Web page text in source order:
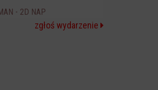
- 2D NAP
zgłoś wydarzenie